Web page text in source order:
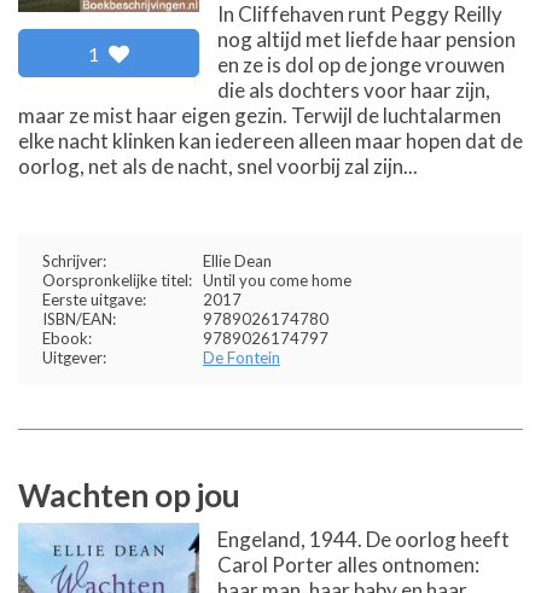
1
In Cliffehaven runt Peggy Reilly
nog altijd met liefde haar pension
en ze is dol op de jonge vrouwen
die als dochters voor haar zijn,
maar ze mist haar eigen gezin. Terwijl de luchtalarmen
elke nacht klinken kan iedereen alleen maar hopen dat de
oorlog, net als de nacht, snel voorbij zal zijn...
Schrijver:
Ellie Dean
Oorspronkelijke titel: Until you come home
Eerste uitgave:
2017
ISBN/EAN:
9789026174780
Ebook:
9789026174797
Uitgever:
De Fontein
Wachten op jou
Engeland, 1944. De oorlog heeft
Carol Porter alles ontnomen: